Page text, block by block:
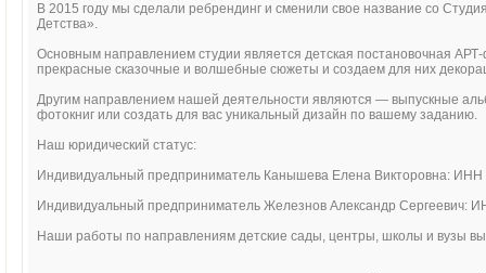
В 2015 году мы сделали ребрендинг и сменили свое название со
Детства».
Основным направлением студии является детская постановочная
прекрасные сказочные и волшебные сюжеты и создаем для них
Другим направлением нашей деятельности являются — выпускные
фотокниг или создать для вас уникальный дизайн по вашему заданию.
Наш юридический статус:
Индивидуальный предприниматель Канышева Елена Викторовна:
Индивидуальный предприниматель Железнов Александр
Наши работы по направлениям детские сады, центры, школы и вузы